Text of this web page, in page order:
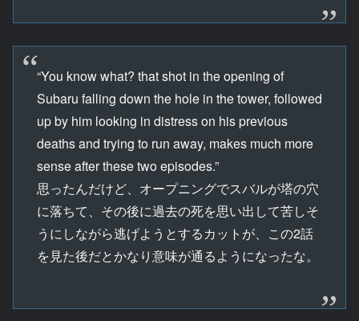
“You know what? that shot in the opening of
Subaru falling down the hole in the tower, followed
up by him looking in distress on his previous
deaths and trying to run away, makes much more
sense after these two episodes.”
思ったんだけど、オープニングでスバルが塔の穴
に落ちて、その後に過去の死を思い出して苦しそ
うにしながら逃げようとするカットが、この2話
を見た後だとかなり意味が通るようになったな。